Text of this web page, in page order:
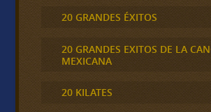
20 GRANDES ÉXITOS
20 GRANDES EXITOS DE LA
MEXICANA
20 KILATES